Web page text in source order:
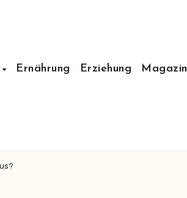
Ernährung Erziehung Magazin